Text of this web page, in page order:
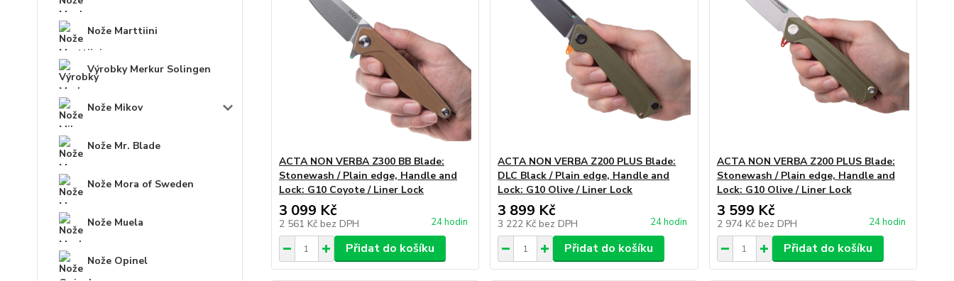
Nože Marttiini
Výrobky Merkur Solingen
Nože Mikov
Nože Mr. Blade
Nože Mora of Sweden
Nože Muela
Nože Opinel
ACTA NON VERBA Z300 BB Blade:
Stonewash / Plain edge, Handle and
Lock: G10 Coyote / Liner Lock
3 099 Kč
2 561 Kč bez DPH 24 hodin
Přidat do košíku
ACTA NON VERBA Z200 PLUS Blade:
DLC Black / Plain edge, Handle and
Lock: G10 Olive / Liner Lock
3 899 Kč
3 222 Kč bez DPH 24 hodin
Přidat do košíku
ACTA NON VERBA Z200 PLUS Blade:
Stonewash / Plain edge, Handle and
Lock: G10 Olive / Liner Lock
3 599 Kč
2 974 Kč bez DPH 24 hodin
Přidat do košíku